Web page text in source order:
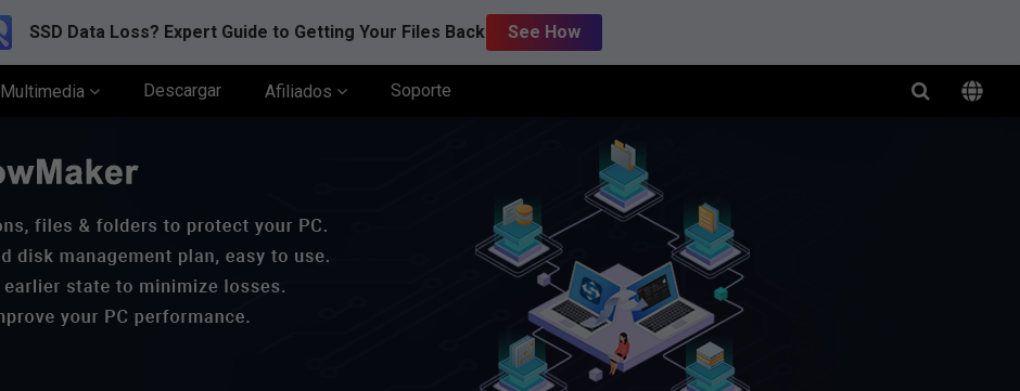
SSD Data Loss? Expert Guide to Getting Your Files Back See How
Multimedia Descargar Afiliados Soporte